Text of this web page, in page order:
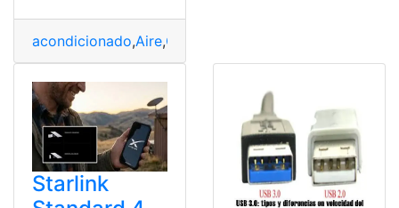
acondicionado,Aire,Características
Starlink